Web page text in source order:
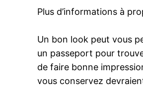
Plus d’informations à
Un bon look peut vous
un passeport pour
de faire bonne
vous conservez